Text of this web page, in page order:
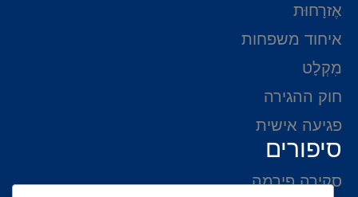
אֶזרָחוּת
איחוד משפחות
מִקְלָט
חוק ההגירה
פגיעה אישית
סיפורים
סקירה פירמה